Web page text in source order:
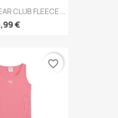
CLUB FLEECE...
€
favorite_border